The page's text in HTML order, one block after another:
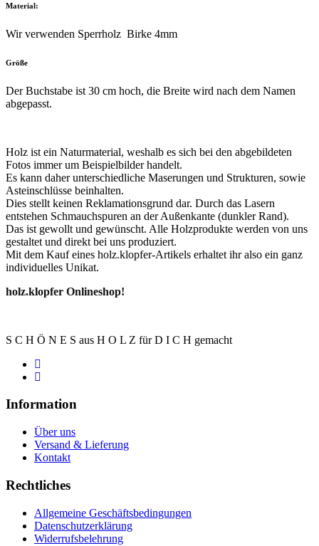
Material:
Wir verwenden Sperrholz Birke 4mm
Größe
Der Buchstabe ist 30 cm hoch, die Breite wird nach dem Namen
abgepasst.
Holz ist ein Naturmaterial, weshalb es sich bei den abgebildeten
Fotos immer um Beispielbilder handelt.
Es kann daher unterschiedliche Maserungen und Strukturen, sowie
Asteinschlüsse beinhalten.
Dies stellt keinen Reklamationsgrund dar. Durch das Lasern
entstehen Schmauchspuren an der Außenkante (dunkler Rand).
Das ist gewollt und gewünscht. Alle Holzprodukte werden von uns
gestaltet und direkt bei uns produziert.
Mit dem Kauf eines holz.klopfer-Artikels erhaltet ihr also ein ganz
individuelles Unikat.
holz.klopfer Onlineshop!
S C H Ö N E S aus H O L Z für D I C H gemacht
Information
Über uns
Versand & Lieferung
Kontakt
Rechtliches
Allgemeine Geschäftsbedingungen
Datenschutzerklärung
Widerrufsbelehrung